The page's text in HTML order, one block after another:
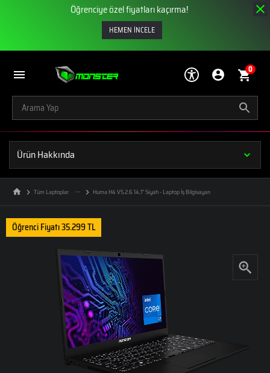
Öğrenciye özel fiyatları kaçırma!
HEMEN İNCELE
0
Ürün Hakkında
Tüm Laptoplar Huma H4 V5.2.6 14,1" Siyah - Laptop İş Bilgisayarı
Öğrenci Fiyatı 35.299 TL